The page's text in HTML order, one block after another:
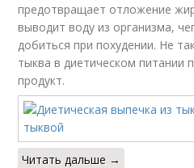
предотвращает отложение
выводит воду из организма,
добиться при похудении. Не
тыква в диетическом питании
продукт.
Читать дальше →